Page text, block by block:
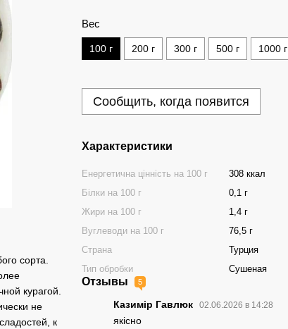
сорта.
курагой.
не
к
Вес
100 г 200 г 300 г 500 г 1000 г
Сообщить, когда появится
Характеристики
Енергетична цінність на 100 г
308 ккал
Білки на 100 г
0,1 г
Жири на 100 г
1,4 г
Вуглеводи на 100 г
76,5 г
Страна
Турция
Тип обробки
Сушеная
Отзывы 5
Казимір Гавлюк 02.06.2026 в 14:28
якісно